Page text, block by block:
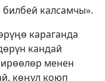
калсамчы».
караганда
кандай
менен
көңүл коюп